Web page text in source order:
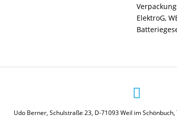
ElektroG,
Udo Berner, Schulstraße 23, D-71093 Weil im